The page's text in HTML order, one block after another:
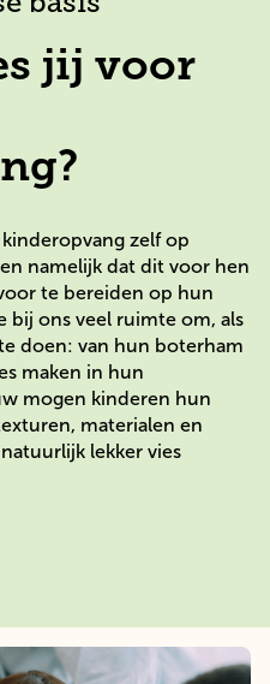
jij voor
zelf op
namelijk dat dit voor hen
te bereiden op hun
bij ons veel ruimte om, als
doen: van hun boterham
maken in hun
mogen kinderen hun
materialen en
lekker vies